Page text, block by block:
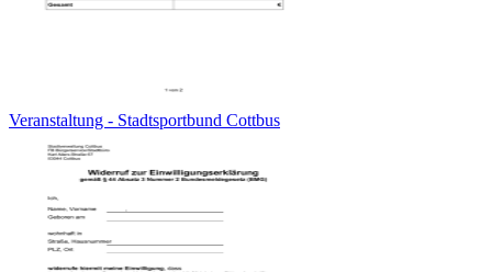
Veranstaltung - Stadtsportbund Cottbus